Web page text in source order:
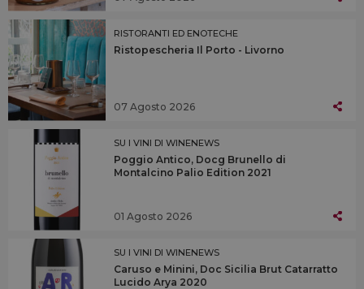
RISTORANTI ED ENOTECHE
Ristopescheria Il Porto - Livorno
07 Agosto 2026
SU I VINI DI WINENEWS
Poggio Antico, Docg Brunello di
Montalcino Palio Edition 2021
01 Agosto 2026
SU I VINI DI WINENEWS
Caruso e Minini, Doc Sicilia Brut Catarratto
Lucido Arya 2020